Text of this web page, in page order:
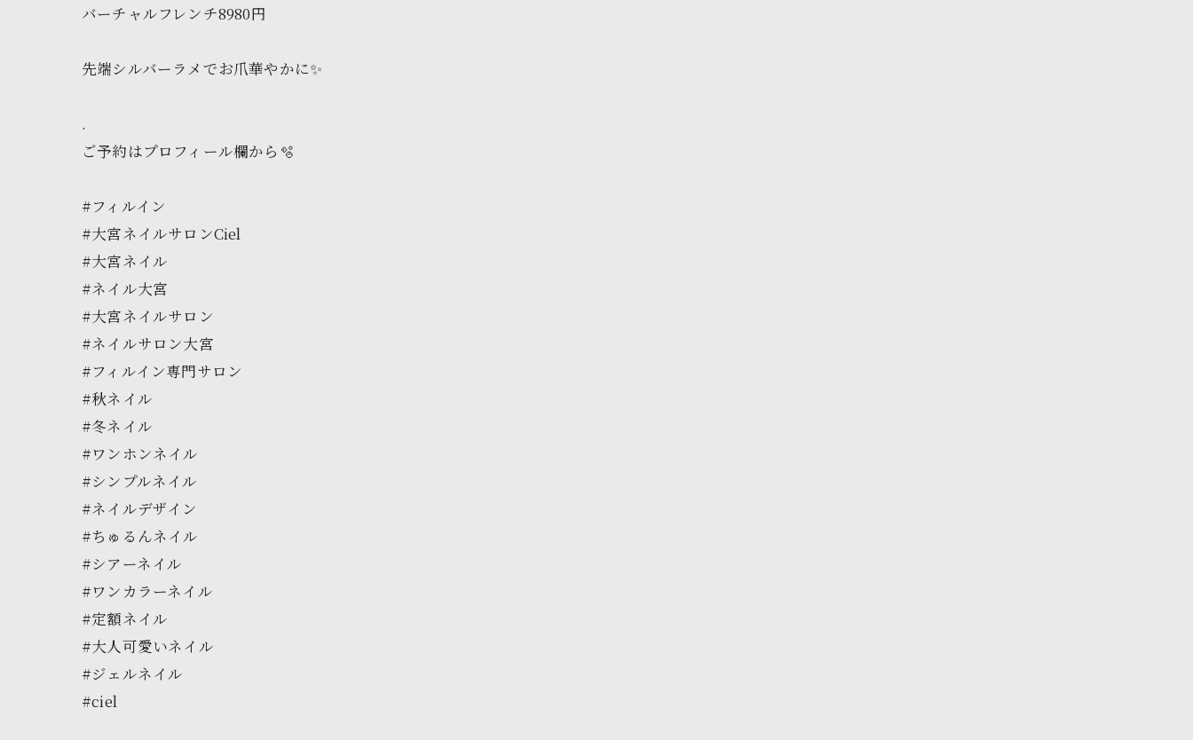
バーチャルフレンチ8980円
先端シルバーラメでお爪華やかに✨
.
ご予約はプロフィール欄から🫧
#フィルイン
#大宮ネイルサロンCiel
#大宮ネイル
#ネイル大宮
#大宮ネイルサロン
#ネイルサロン大宮
#フィルイン専門サロン
#秋ネイル
#冬ネイル
#ワンホンネイル
#シンプルネイル
#ネイルデザイン
#ちゅるんネイル
#シアーネイル
#ワンカラーネイル
#定額ネイル
#大人可愛いネイル
#ジェルネイル
#ciel